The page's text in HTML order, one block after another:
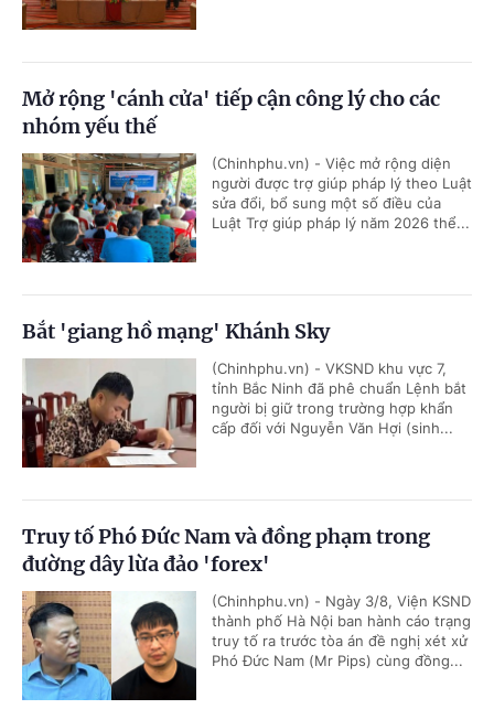
Mở rộng 'cánh cửa' tiếp cận công lý cho các
nhóm yếu thế
(Chinhphu.vn) - Việc mở rộng diện
người được trợ giúp pháp lý theo Luật
sửa đổi, bổ sung một số điều của
Luật Trợ giúp pháp lý năm 2026 thể...
Bắt 'giang hồ mạng' Khánh Sky
(Chinhphu.vn) - VKSND khu vực 7,
tỉnh Bắc Ninh đã phê chuẩn Lệnh bắt
người bị giữ trong trường hợp khẩn
cấp đối với Nguyễn Văn Hợi (sinh...
Truy tố Phó Đức Nam và đồng phạm trong
đường dây lừa đảo 'forex'
(Chinhphu.vn) - Ngày 3/8, Viện KSND
thành phố Hà Nội ban hành cáo trạng
truy tố ra trước tòa án đề nghị xét xử
Phó Đức Nam (Mr Pips) cùng đồng...